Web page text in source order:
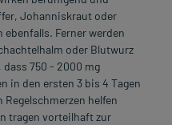
Johanniskraut oder
ebenfalls. Ferner werden
oder Blutwurz
750 - 2000 mg
in den ersten 3 bis 4 Tagen
helfen
tragen vorteilhaft zur